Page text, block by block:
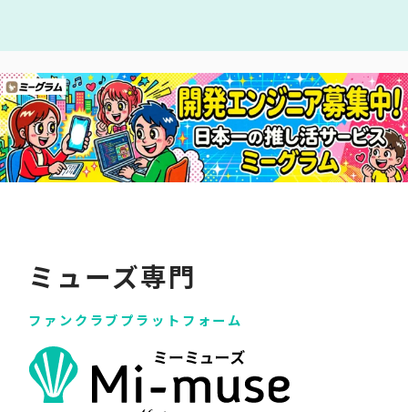
ミューズ専門
ファンクラブプラットフォーム